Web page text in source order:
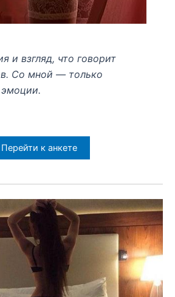
и взгляд, что говорит
Со мной — только
Перейти к анкете